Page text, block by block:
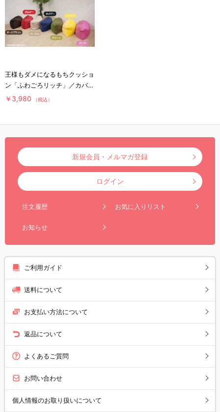
王様もダメになるもちクッショ
ン「ふわごろリッチ」／カバー
（無地タイプ）
￥3,980 （税込）
新規会員・メルマガ登録
ログイン
注文履歴 お気に入りリスト
お知らせ
ご利用ガイド
送料について
お支払い方法について
返品について
よくあるご質問
お問い合わせ
個人情報のお取り扱いについて